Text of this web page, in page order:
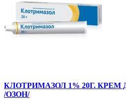
КЛОТРИМАЗОЛ 1% 20Г.
/ОЗОН/